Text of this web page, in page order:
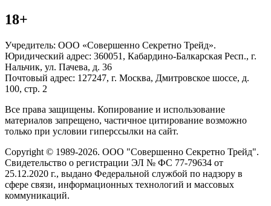
18+
Учредитель: ООО «Совершенно Секретно Трейд».
Юридический адрес: 360051, Кабардино-Балкарская Респ., г.
Нальчик, ул. Пачева, д. 36
Почтовый адрес: 127247, г. Москва, Дмитровское шоссе, д.
100, стр. 2
Все права защищены. Копирование и использование
материалов запрещено, частичное цитирование возможно
только при условии гиперссылки на сайт.
Copyright © 1989-2026. ООО "Совершенно Секретно Трейд".
Свидетельство о регистрации ЭЛ № ФС 77-79634 от
25.12.2020 г., выдано Федеральной службой по надзору в
сфере связи, информационных технологий и массовых
коммуникаций.